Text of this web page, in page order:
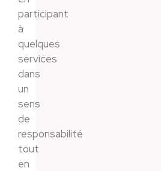
participant
à
quelques
services
dans
un
sens
de
responsabilité
tout
en